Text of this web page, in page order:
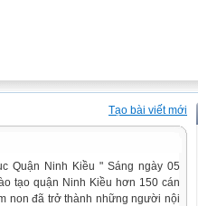
Tạo bài viết mới
Quận Ninh Kiều " Sáng ngày 05
tạo quận Ninh Kiều hơn 150 cán
non đã trở thành những người nội